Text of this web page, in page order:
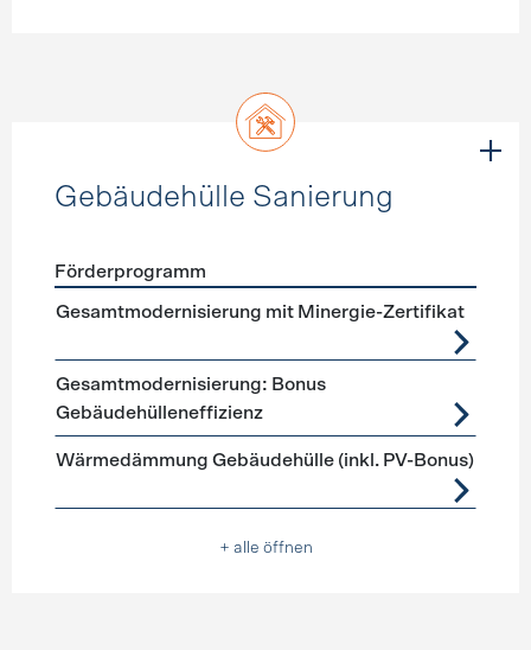
Gebäudehülle Sanierung
Förderprogramme Gebäudehülle Sanierung
Förderprogramm
Gesamtmodernisierung mit Minergie-Zertifikat
Gesamtmodernisierung: Bonus
Gebäudehülleneffizienz
Wärmedämmung Gebäudehülle (inkl. PV-Bonus)
+ alle öffnen